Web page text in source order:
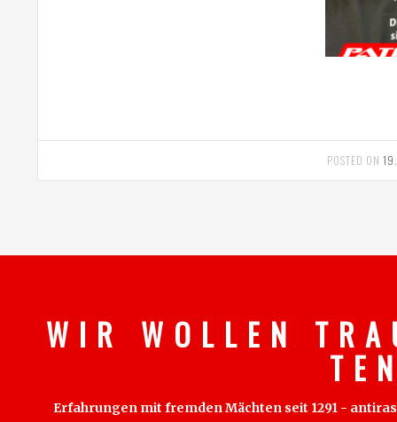
POSTED ON
W I R W O L L E N T R
T E
Erfahrungen mit fremden Mächten seit 1291 -